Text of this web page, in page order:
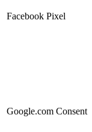
Facebook Pixel
Google.com Consent